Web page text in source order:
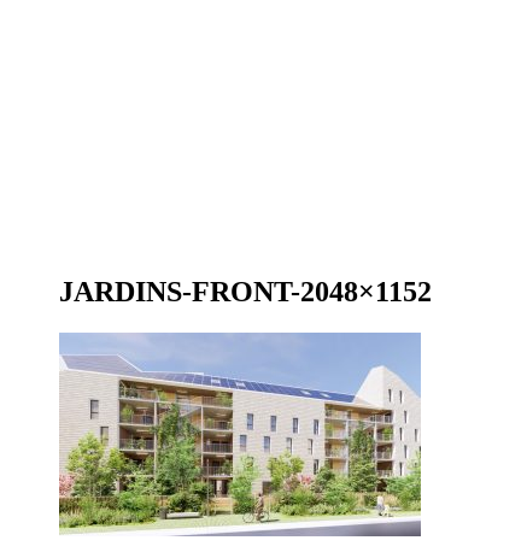
JARDINS-FRONT-2048×1152